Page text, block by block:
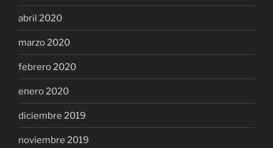
abril 2020
marzo 2020
febrero 2020
enero 2020
diciembre 2019
noviembre 2019